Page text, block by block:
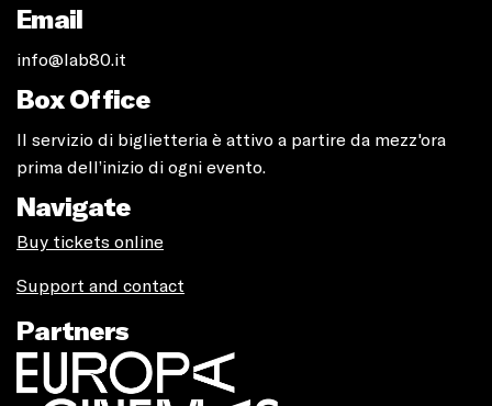
Email
info@lab80.it
Box Office
Il servizio di biglietteria è attivo a partire da mezz'ora
prima dell’inizio di ogni evento.
Navigate
Buy tickets online
Support and contact
Partners